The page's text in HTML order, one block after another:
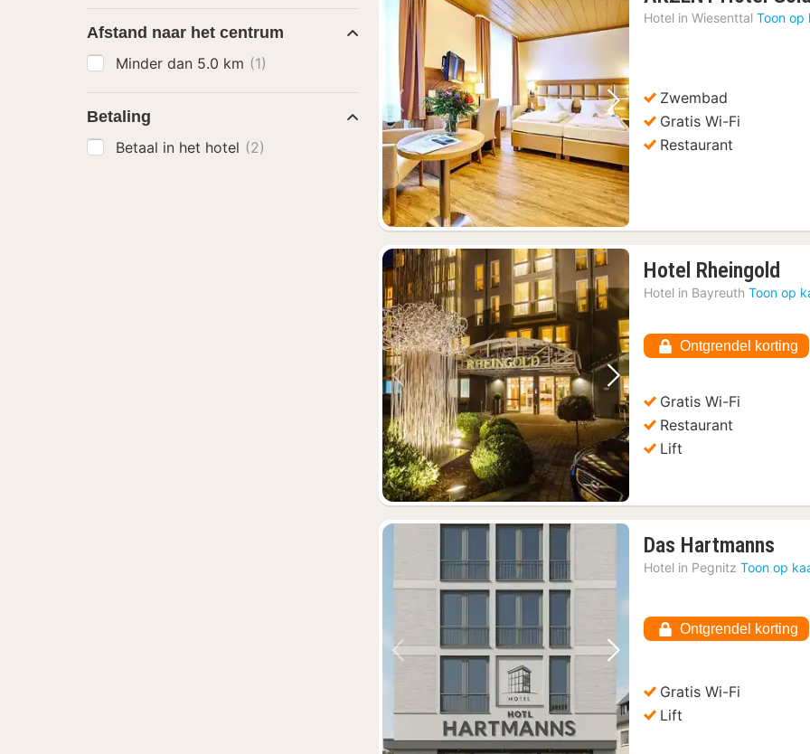
Vorige foto Volgende foto
Hotel in Wiesenttal Toon op
Zwembad
Gratis Wi-Fi
Restaurant
Vorige foto Volgende foto
Hotel Rheingold
€
Hotel in Bayreuth Toon op
Ontgrendel korting
Gratis Wi-Fi
Restaurant
Lift
Vorige foto Volgende foto
Das Hartmanns
Hotel in Pegnitz Toon op
Ontgrendel korting
Gratis Wi-Fi
Lift
Afstand naar het centrum
Minder dan 5.0 km (1)
Betaling
Betaal in het hotel (2)